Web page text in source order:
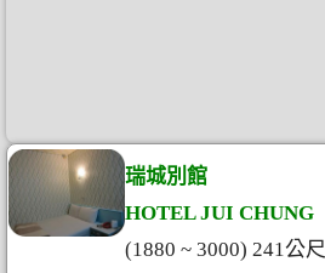
瑞城別館
HOTEL JUI CHUNG
(1880 ~ 3000) 241公尺